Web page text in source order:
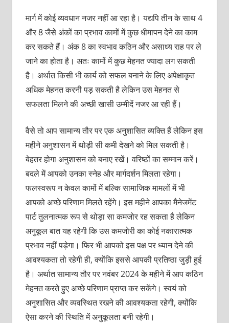
मार्ग में कोई व्यवधान नजर नहीं आ रहा है। यद्यपि तीन के साथ 4
और 8 जैसे अंकों का प्रभाव कामों में कुछ धीमापन देने का काम
कर सकते हैं। अंक 8 का स्वभाव कठिन और असाध्य राह पर ले
जाने का होता है। अतः कामों में कुछ मेहनत ज्यादा लग सकती
है। अर्थात किसी भी कार्य को सफल बनाने के लिए अपेक्षाकृत
अधिक मेहनत करनी पड़ सकती है लेकिन उस मेहनत से
सफलता मिलने की अच्छी खासी उम्मीदें नजर आ रही हैं।
वैसे तो आप सामान्य तौर पर एक अनुशासित व्यक्ति हैं लेकिन इस
महीने अनुशासन में थोड़ी सी कमी देखने को मिल सकती है।
बेहतर होगा अनुशासन को बनाए रखें। वरिष्ठों का सम्‍मान करें।
बदले में आपको उनका स्नेह और मार्गदर्शन मिलता रहेगा।
फलस्वरूप न केवल कामों में बल्कि सामाजिक मामलों में भी
आपको अच्छे परिणाम मिलते रहेंगे। इस महीने आपका मैनेजमेंट
पार्ट तुलनात्मक रूप से थोड़ा सा कमजोर रह सकता है लेकिन
अनुकूल बात यह रहेगी कि उस कमजोरी का कोई नकारात्मक
प्रभाव नहीं पड़ेगा। फिर भी आपको इस पक्ष पर ध्यान देने की
आवश्यकता तो रहेगी ही, क्योंकि इससे आपकी प्रतिष्ठा जुड़ी हुई
है। अर्थात सामान्य तौर पर नवंबर 2024 के महीने में आप कठिन
मेहनत करते हुए अच्छे परिणाम प्राप्त कर सकेंगे। स्वयं को
अनुशासित और व्यवस्थित रखने की आवश्यकता रहेगी, क्योंकि
ऐसा करने की स्थिति में अनुकूलता बनी रहेगी।